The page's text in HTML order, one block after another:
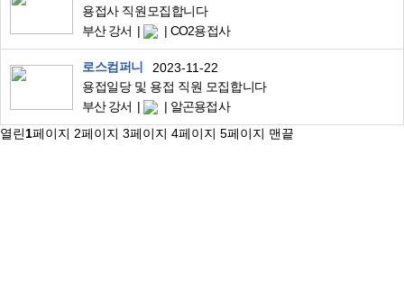
용접사 직원모집합니다
부산 강서
CO2용접사
로스컴퍼니
2023-11-22
용접일당 및 용접 직원 모집합니다
부산 강서
알곤용접사
열린1페이지 2페이지 3페이지 4페이지 5페이지 맨끝